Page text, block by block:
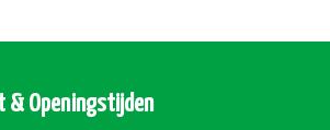
& Openingstijden